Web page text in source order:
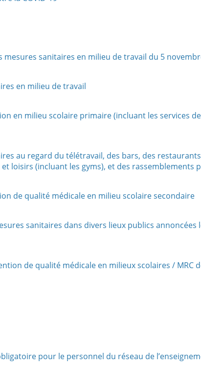
sanitaires en milieu de travail du 5
en milieu de travail
en milieu scolaire primaire (incluant les services
au regard du télétravail, des bars, des
loisirs (incluant les gyms), et des rassemblements
de qualité médicale en milieu scolaire secondaire
sanitaires dans divers lieux publics annoncées
de qualité médicale en milieux scolaires / MRC
pour le personnel du réseau de